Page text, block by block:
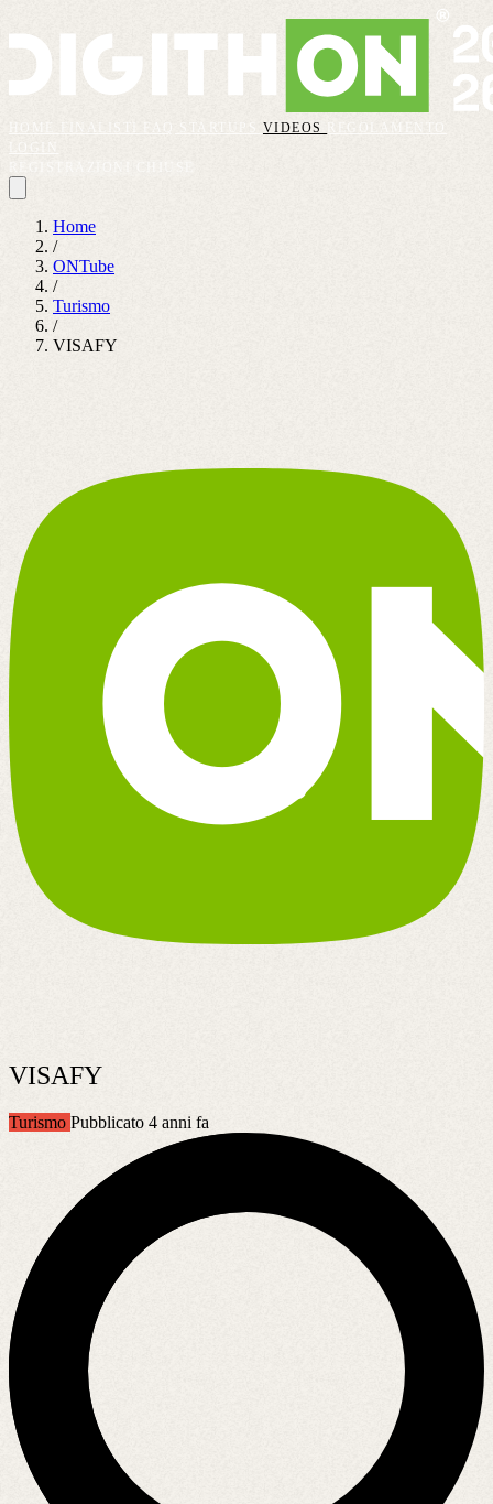
VIDEOS
REGOLAMENTO
Home
/
ONTube
/
Turismo
/
VISAFY
VISAFY
Turismo Pubblicato 4 anni fa